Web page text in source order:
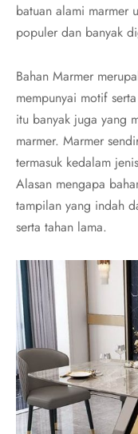
batuan alami marmer
populer dan banyak
Bahan Marmer
mempunyai motif
itu banyak juga yang
marmer. Marmer
termasuk kedalam
Alasan mengapa
tampilan yang indah
serta tahan lama.